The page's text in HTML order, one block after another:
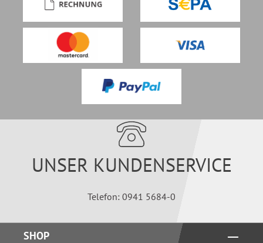
UNSER KUNDENSERVICE
Telefon: 0941 5684-0
SHOP